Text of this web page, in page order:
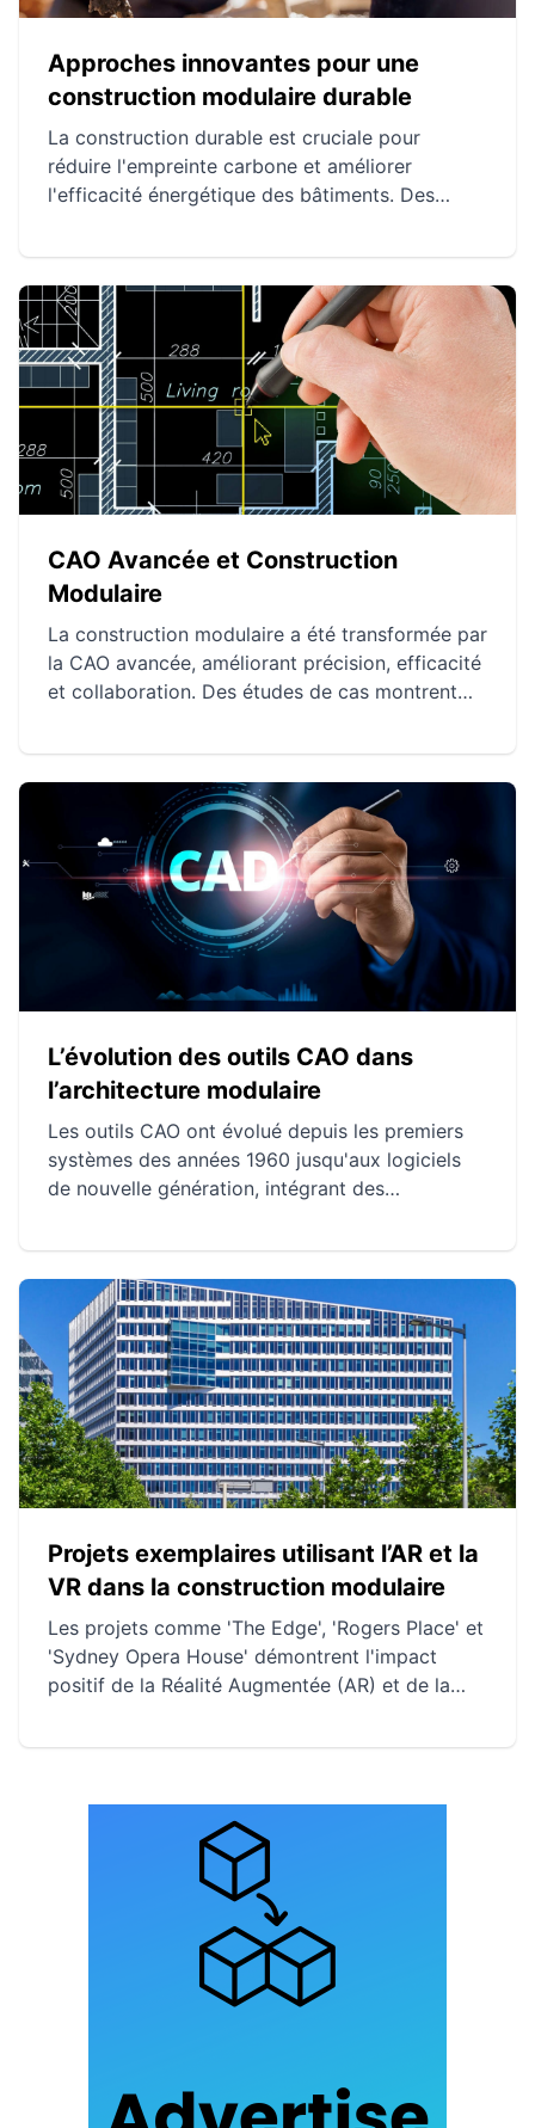
Approches innovantes pour une
construction modulaire durable
La construction durable est cruciale pour
réduire l'empreinte carbone et améliorer
l'efficacité énergétique des bâtiments. Des
la Cité médiévale de Montcornet illustrent des
exemples réussis de cette approche. Les
pratiques telles que l'utilisation de matériaux
écoresponsables et la gestion efficace des
ressources prouvent leur efficacité dans divers
contextes.
CAO Avancée et Construction
Modulaire
La construction modulaire a été transformée par
la CAO avancée, améliorant précision, efficacité
et collaboration. Des études de cas montrent
projets à travers le monde. Les perspectives
futures incluent l'IA, l'impression 3D, la réalité
augmentée et l'Internet des Objets pour encore
plus d'innovation.
L’évolution des outils CAO dans
l’architecture modulaire
Les outils CAO ont évolué depuis les premiers
systèmes des années 1960 jusqu'aux logiciels
de nouvelle génération, intégrant des
computing. Ces innovations ont amélioré la
précision, l'efficacité et la collaboration dans la
conception modulaire. Aujourd'hui, les outils
CAO modernes offrent des capacités de
simulation, de réalité virtuelle et de gestion de
projets, révolutionnant la construction
modulaire.
Projets exemplaires utilisant l’AR et la
VR dans la construction modulaire
Les projets comme 'The Edge', 'Rogers Place' et
'Sydney Opera House' démontrent l'impact
positif de la Réalité Augmentée (AR) et de la
modulaire. Ces technologies améliorent la
tout en réduisant les coûts et les délais. Elles
permettent également de préserver l'intégrité
architecturale tout en modernisant les
processus de construction et de rénovation.